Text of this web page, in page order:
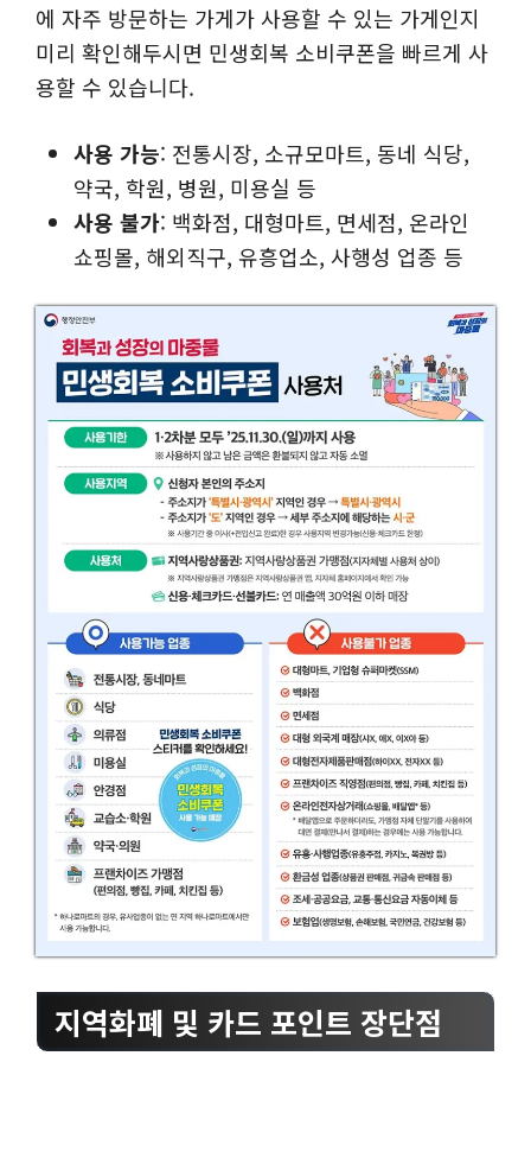
에 자주 방문하는 가게가 사용할 수 있는 가게인지
미리 확인해두시면 민생회복 소비쿠폰을 빠르게 사
용할 수 있습니다.
사용 가능: 전통시장, 소규모마트, 동네 식당,
약국, 학원, 병원, 미용실 등
사용 불가: 백화점, 대형마트, 면세점, 온라인
쇼핑몰, 해외직구, 유흥업소, 사행성 업종 등
지역화폐 및 카드 포인트 장단점